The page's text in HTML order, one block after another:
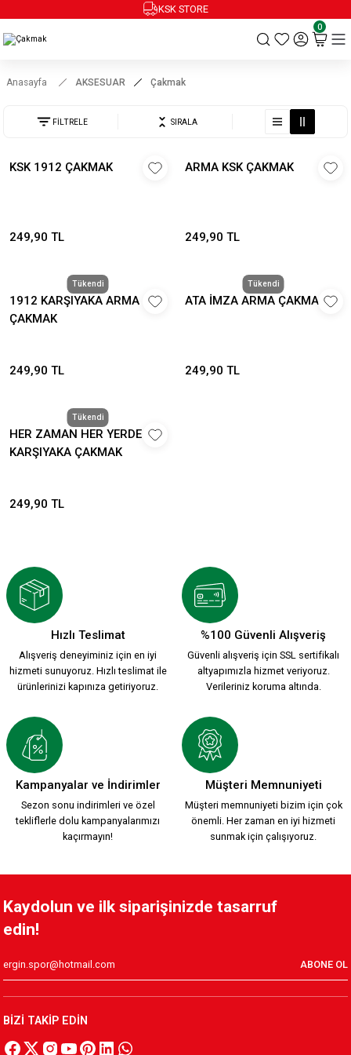
KSK STORE
0
Anasayfa AKSESUAR Çakmak
FİLTRELE SIRALA
KSK 1912 ÇAKMAK
249,90 TL
ARMA KSK ÇAKMAK
249,90 TL
Tükendi
1912 KARŞIYAKA ARMA
ÇAKMAK
249,90 TL
Tükendi
ATA İMZA ARMA ÇAKMAK
249,90 TL
Tükendi
HER ZAMAN HER YERDE
KARŞIYAKA ÇAKMAK
249,90 TL
Hızlı Teslimat
Alışveriş deneyiminiz için en iyi
hizmeti sunuyoruz. Hızlı teslimat ile
ürünlerinizi kapınıza getiriyoruz.
%100 Güvenli Alışveriş
Güvenli alışveriş için SSL sertifikalı
altyapımızla hizmet veriyoruz.
Verileriniz koruma altında.
Kampanyalar ve İndirimler
Sezon sonu indirimleri ve özel
tekliflerle dolu kampanyalarımızı
kaçırmayın!
Müşteri Memnuniyeti
Müşteri memnuniyeti bizim için çok
önemli. Her zaman en iyi hizmeti
sunmak için çalışıyoruz.
Kaydolun ve ilk siparişinizde tasarruf
edin!
ABONE OL
BİZİ TAKİP EDİN